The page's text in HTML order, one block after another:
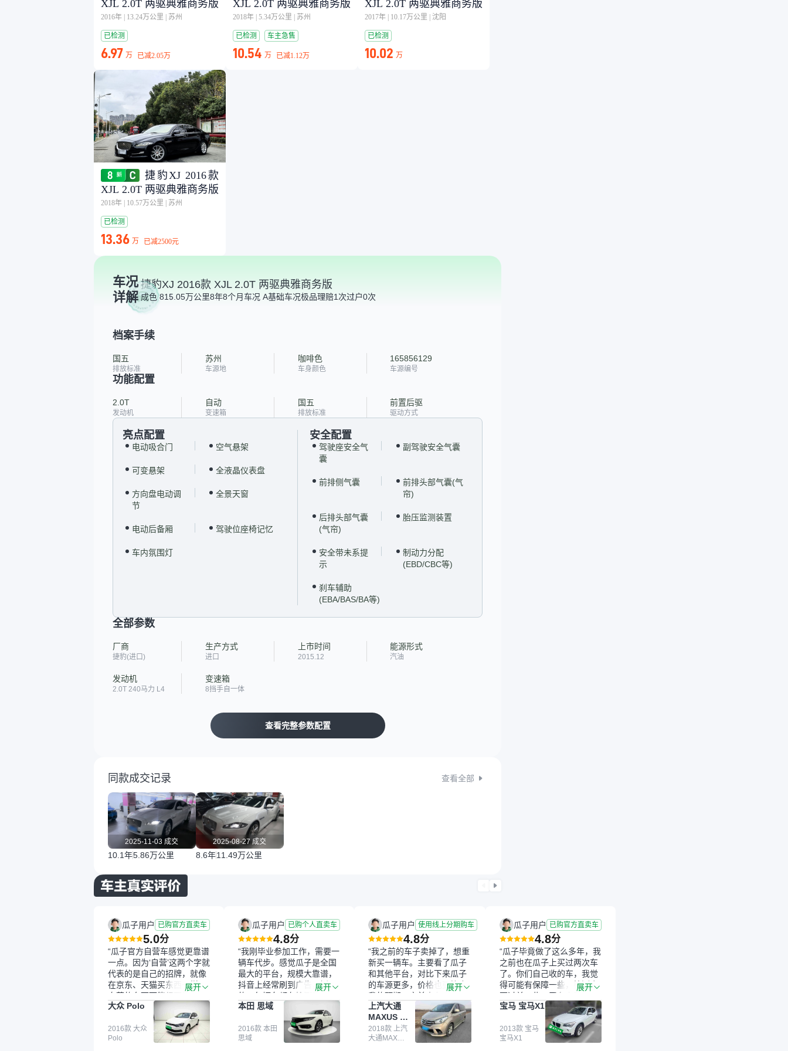
XJL 2.0T 两驱典雅商务版
2016年 13.24万公里 苏州
已检测
6.97 万 已减2.05万
XJL 2.0T 两驱典雅商务版
2018年 5.34万公里 苏州
已检测 车主急售
10.54 万 已减1.12万
XJL 2.0T 两驱典雅商务版
2017年 10.17万公里 沈阳
已检测
10.02 万
捷豹XJ 2016款
XJL 2.0T 两驱典雅商务版
2018年 10.57万公里 苏州
已检测
13.36 万 已减2500元
车况
详解
捷豹XJ 2016款 XJL 2.0T 两驱典雅商务版
成色 815.05万公里8年8个月车况 A基础车况极品理赔1次过户0次
档案手续
国五
排放标准
苏州
车源地
咖啡色
车身颜色
165856129
车源编号
功能配置
2.0T
发动机
自动
变速箱
国五
排放标准
前置后驱
驱动方式
亮点配置
电动吸合门 空气悬架
可变悬架 全液晶仪表盘
方向盘电动调
节
全景天窗
电动后备厢 驾驶位座椅记忆
车内氛围灯
安全配置
驾驶座安全气
囊
副驾驶安全气囊
前排侧气囊
前排头部气囊(气
帘)
后排头部气囊
(气帘)
胎压监测装置
安全带未系提
示
制动力分配
(EBD/CBC等)
刹车辅助
(EBA/BAS/BA等)
全部参数
厂商
捷豹(进口)
生产方式
进口
上市时间
2015.12
能源形式
汽油
发动机
2.0T 240马力 L4
变速箱
8挡手自一体
查看完整参数配置
同款成交记录 查看全部
2025-11-03 成交
10.1年5.86万公里
2025-08-27 成交
8.6年11.49万公里
瓜子用户 已购官方直卖车
5.0分
“瓜子官方自营车感觉更靠谱
一点。因为‘自营’这两个字就
代表的是自己的招牌，就像
在京东、天猫买东西一样，
自营的东西可能都要好一
点。就是这种刻板印象吧。
一开始买二手车的时候，我
确实有担心过事故车、泡水
车这些问题。瓜子的检测报
展开
大众 Polo
2016款 大众
Polo
瓜子用户 已购个人直卖车
4.8分
“我刚毕业参加工作，需要一
辆车代步。感觉瓜子是全国
最大的平台，规模大靠谱，
抖音上经常刷到广告，挺火
的。每辆车都有检测报告，
这个让我很放心。去外面买
车全凭卖家一张嘴，不敢
买。我买了本田思域，白
色，过户次数少，公里数符
展开
本田 思域
2016款 本田
思域
瓜子用户 使用线上分期购车
4.8分
“我之前的车子卖掉了，想重
新买一辆车。主要看了瓜子
和其他平台，对比下来瓜子
的车源更多，价格也更符合
我的预期。之前卖车来过瓜
子，虽然价格没谈成，但
APP一直留着。瓜子毕竟是
大平台，整体印象还好。我
最终买了一台上汽大通，18
展开
上汽大通
MAXUS 大
通G10
2018款 上汽
大通MAXUS
瓜子用户 已购官方直卖车
4.8分
“瓜子毕竟做了这么多年，我
之前也在瓜子上买过两次车
了。你们自己收的车，我觉
得可能有保障一些，检测会
更过关一些。平台自己收上
来再卖的车，应该更可靠。
我买的是宝马X1，主要看中
它的价格和公里数比较合
适。另外，瓜子承诺无火
展开
宝马 宝马X1
2013款 宝马
宝马X1